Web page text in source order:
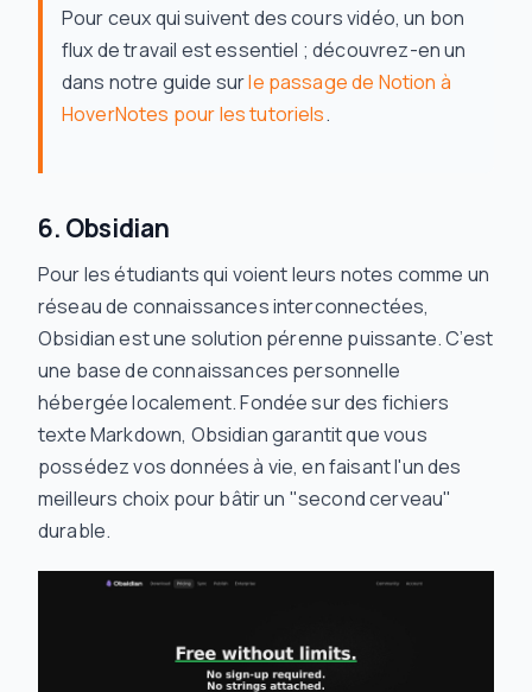
Pour ceux qui suivent des cours vidéo, un bon
flux de travail est essentiel ; découvrez-en un
dans notre guide surle passage de Notion à
HoverNotes pour les tutoriels.
6. Obsidian
Pour les étudiants qui voient leurs notes comme un
réseau de connaissances interconnectées,
Obsidian est une solution pérenne puissante. C’est
une base de connaissances personnelle
hébergée localement. Fondée sur des fichiers
texte Markdown, Obsidian garantit que vous
possédez vos données à vie, en faisant l'un des
meilleurs choix pour bâtir un "second cerveau"
durable.